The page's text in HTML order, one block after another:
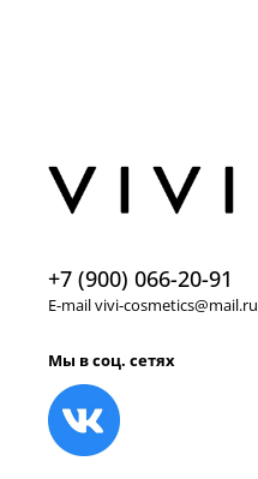
+7 (900) 066-20-91
E-mail vivi-cosmetics@mail.ru
Мы в соц. сетях